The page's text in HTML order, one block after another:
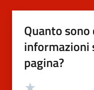
Quanto sono
informazioni
pagina?
Valutazione